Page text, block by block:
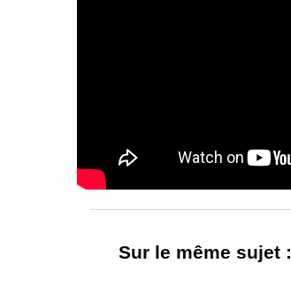
Sur le même sujet :